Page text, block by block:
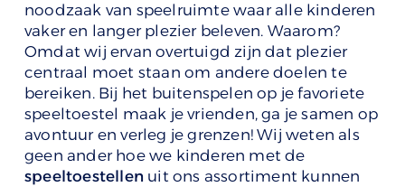
noodzaak van speelruimte waar alle kinderen
vaker en langer plezier beleven. Waarom?
Omdat wij ervan overtuigd zijn dat plezier
centraal moet staan om andere doelen te
bereiken. Bij het buitenspelen op je favoriete
speeltoestel maak je vrienden, ga je samen op
avontuur en verleg je grenzen! Wij weten als
geen ander hoe we kinderen met de
speeltoestellen uit ons assortiment kunnen